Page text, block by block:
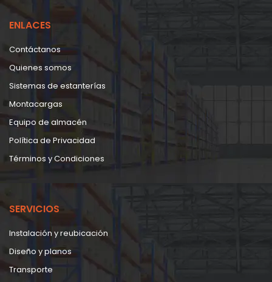
ENLACES
Contáctanos
Quienes somos
Sistemas de estanterías
Montacargas
Equipo de almacén
Política de Privacidad
Términos y Condiciones
SERVICIOS
Instalación y reubicación
Diseño y planos
Transporte